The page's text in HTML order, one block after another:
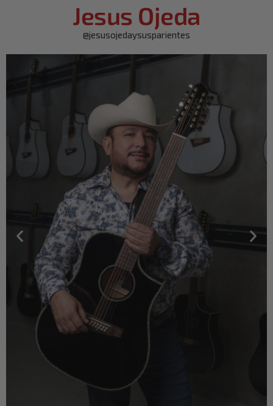
Jesus Ojeda
@jesusojedaysusparientes